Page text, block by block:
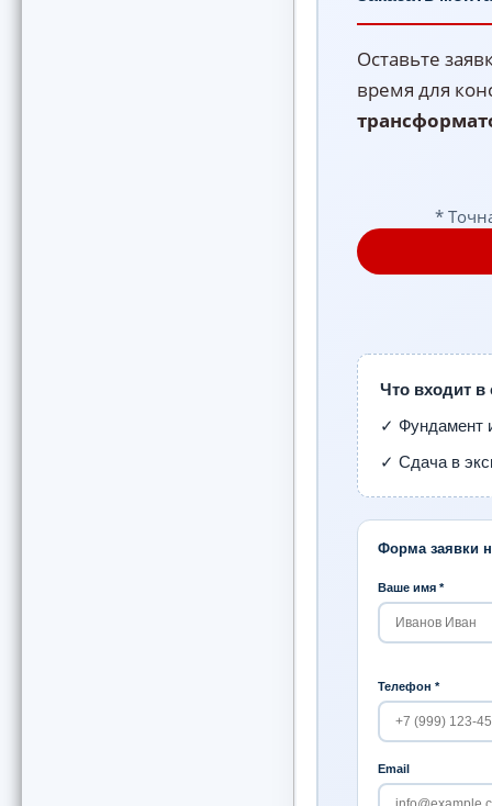
Оставьте
время для
*
Что входит в
✓ Фундамент
✓ Сдача в
Форма заявки
Ваше имя *
Телефон *
Email